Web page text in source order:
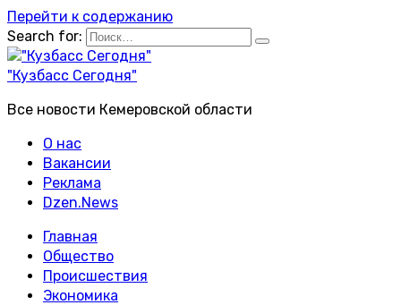
Перейти к содержанию
Search for:
"Кузбасс Сегодня"
Все новости Кемеровской области
О нас
Вакансии
Реклама
Dzen.News
Главная
Общество
Происшествия
Экономика